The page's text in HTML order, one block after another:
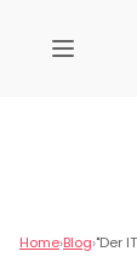
Home›Blog›"Der